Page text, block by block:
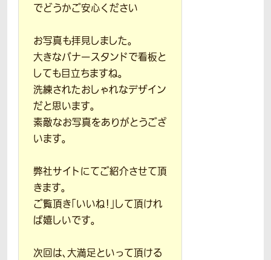
でどうかご安心ください
お写真も拝見しました。
大きなバナースタンドで看板と
しても目立ちますね。
洗練されたおしゃれなデザイン
だと思います。
素敵なお写真をありがとうござ
います。
弊社サイトにてご紹介させて頂
きます。
ご覧頂き「いいね！」して頂けれ
ば嬉しいです。
次回は、大満足といって頂ける